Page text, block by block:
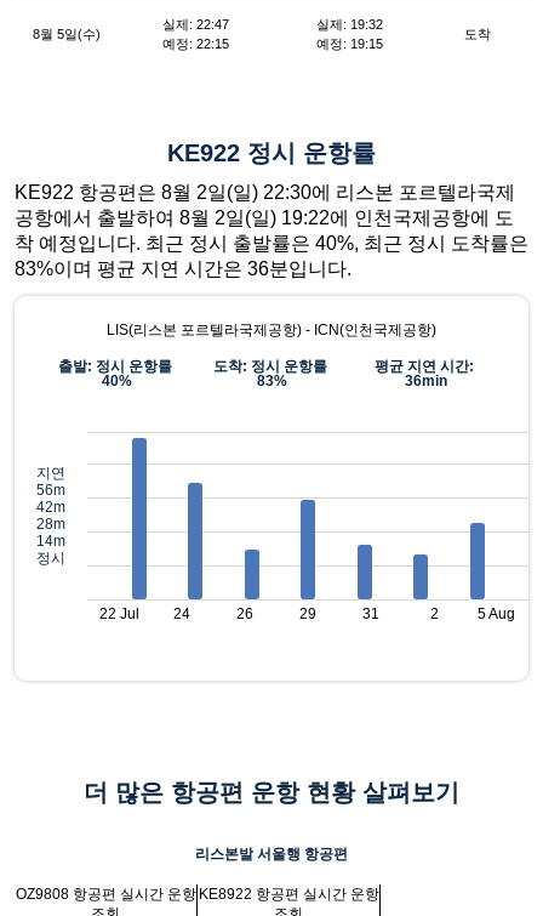
8월 5일(수)
실제: 22:47
예정: 22:15
실제: 19:32
예정: 19:15
도착
KE922 정시 운항률
KE922 항공편은 8월 2일(일) 22:30에 리스본 포르텔라국제
공항에서 출발하여 8월 2일(일) 19:22에 인천국제공항에 도
착 예정입니다. 최근 정시 출발률은 40%, 최근 정시 도착률은
83%이며 평균 지연 시간은 36분입니다.
LIS(리스본 포르텔라국제공항) - ICN(인천국제공항)
출발: 정시 운항률
40%
도착: 정시 운항률
83%
평균 지연 시간:
36min
지연
56m
42m
28m
14m
정시
22 Jul 24 26 29 31 2 5 Aug
더 많은 항공편 운항 현황 살펴보기
리스본발 서울행 항공편
OZ9808 항공편 실시간 운항 KE8922 항공편 실시간 운항